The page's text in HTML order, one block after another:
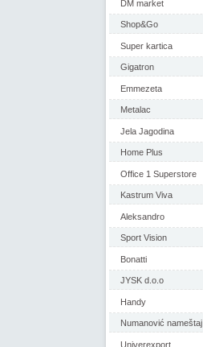
DM market
Shop&Go
Super kartica
Gigatron
Emmezeta
Metalac
Jela Jagodina
Home Plus
Office 1 Superstore
Kastrum Viva
Aleksandro
Sport Vision
Bonatti
JYSK d.o.o
Handy
Numanović nameštaj
Univerexport